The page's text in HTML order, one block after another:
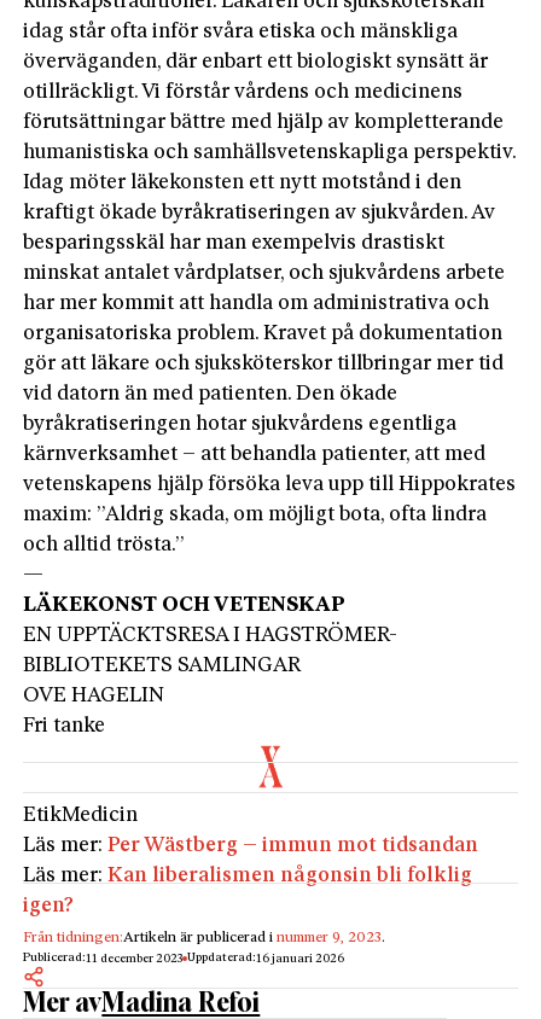
idag står ofta inför svåra etiska och mänskliga
överväganden, där enbart ett biologiskt synsätt är
otillräckligt. Vi förstår vårdens och medicinens
förutsättningar bättre med hjälp av kompletterande
humanistiska och samhällsvetenskapliga perspektiv.
Idag möter läkekonsten ett nytt motstånd i den
kraftigt ökade byråkratiseringen av sjukvården. Av
besparingsskäl har man exempelvis drastiskt
minskat antalet vårdplatser, och sjukvårdens arbete
har mer kommit att handla om administrativa och
organisatoriska problem. Kravet på dokumentation
gör att läkare och sjuksköterskor tillbringar mer tid
vid datorn än med patienten. Den ökade
byråkratiseringen hotar sjukvårdens egentliga
kärnverksamhet – att behandla patienter, att med
vetenskapens hjälp försöka leva upp till Hippokrates
maxim: ”Aldrig skada, om möjligt bota, ofta lindra
och alltid trösta.”
—
LÄKEKONST OCH VETENSKAP
EN UPPTÄCKTSRESA I HAGSTRÖMER-
BIBLIOTEKETS SAMLINGAR
OVE HAGELIN
Fri tanke
EtikMedicin
Läs mer:Per Wästberg – immun mot tidsandan
Läs mer:Kan liberalismen någonsin bli folklig
igen?
Från tidningen:Artikeln är publicerad inummer 9, 2023.
Publicerad:11 december 2023 Uppdaterad:16 januari 2026
Mer avMadina Refoi